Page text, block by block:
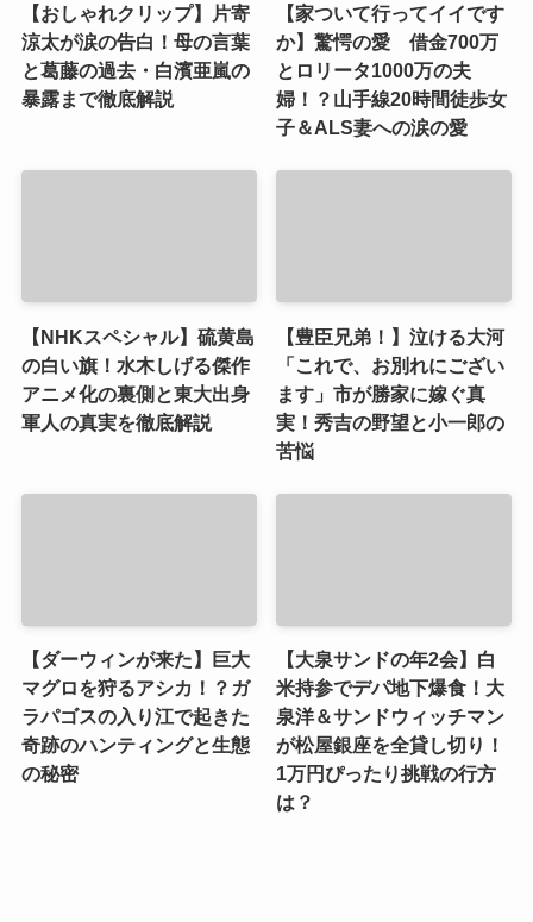
【おしゃれクリップ】片寄
涼太が涙の告白！母の言葉
と葛藤の過去・白濱亜嵐の
暴露まで徹底解説
【家ついて行ってイイです
か】驚愕の愛 借金700万
とロリータ1000万の夫
婦！？山手線20時間徒歩女
子＆ALS妻への涙の愛
【NHKスペシャル】硫黄島
の白い旗！水木しげる傑作
アニメ化の裏側と東大出身
軍人の真実を徹底解説
【豊臣兄弟！】泣ける大河
「これで、お別れにござい
ます」市が勝家に嫁ぐ真
実！秀吉の野望と小一郎の
苦悩
【ダーウィンが来た】巨大
マグロを狩るアシカ！？ガ
ラパゴスの入り江で起きた
奇跡のハンティングと生態
の秘密
【大泉サンドの年2会】白
米持参でデパ地下爆食！大
泉洋＆サンドウィッチマン
が松屋銀座を全貸し切り！
1万円ぴったり挑戦の行方
は？